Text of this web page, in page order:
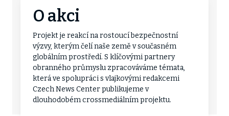
O akci
Projekt je reakcí na rostoucí bezpečnostní
výzvy, kterým čelí naše země v současném
globálním prostředí. S klíčovými partnery
obranného průmyslu zpracováváme témata,
která ve spolupráci s vlajkovými redakcemi
Czech News Center publikujeme v
dlouhodobém crossmediálním projektu.